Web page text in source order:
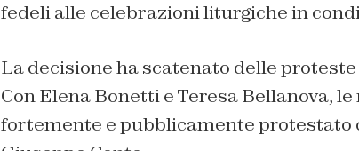
fedeli alle celebrazioni liturgiche in
La decisione ha scatenato delle
Con Elena Bonetti e Teresa Bellanova,
fortemente e pubblicamente protestato